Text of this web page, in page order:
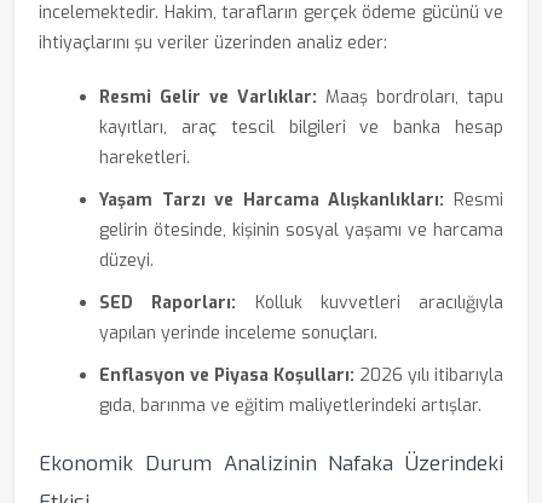
incelemektedir. Hakim, tarafların gerçek ödeme gücünü ve
ihtiyaçlarını şu veriler üzerinden analiz eder:
Resmi Gelir ve Varlıklar: Maaş bordroları, tapu
kayıtları, araç tescil bilgileri ve banka hesap
hareketleri.
Yaşam Tarzı ve Harcama Alışkanlıkları: Resmi
gelirin ötesinde, kişinin sosyal yaşamı ve harcama
düzeyi.
SED Raporları: Kolluk kuvvetleri aracılığıyla
yapılan yerinde inceleme sonuçları.
Enflasyon ve Piyasa Koşulları: 2026 yılı itibarıyla
gıda, barınma ve eğitim maliyetlerindeki artışlar.
Ekonomik Durum Analizinin Nafaka Üzerindeki